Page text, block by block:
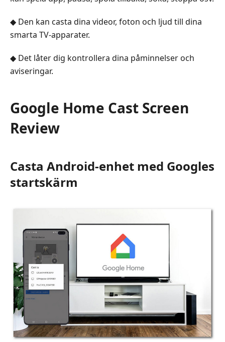
◆ Den kan casta dina videor, foton och ljud till dina
smarta TV-apparater.
◆ Det låter dig kontrollera dina påminnelser och
aviseringar.
Google Home Cast Screen
Review
Casta Android-enhet med Googles
startskärm